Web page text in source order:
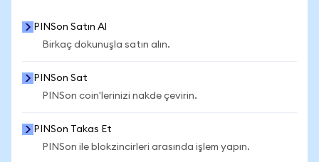
PINSon Satın Al
Birkaç dokunuşla satın alın.
PINSon Sat
PINSon coin'lerinizi nakde çevirin.
PINSon Takas Et
PINSon ile blokzincirleri arasında işlem yapın.